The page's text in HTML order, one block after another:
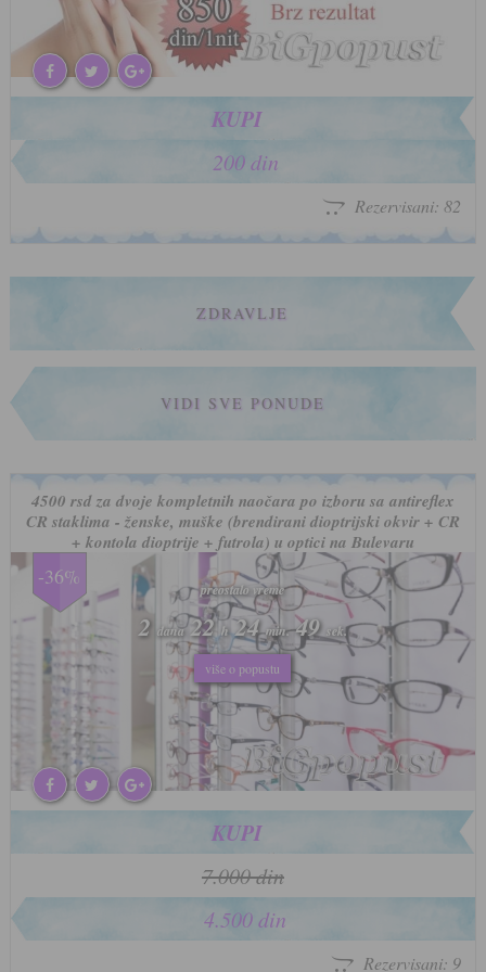
KUPI
200 din
Rezervisani: 82
ZDRAVLJE
VIDI SVE PONUDE
4500 rsd za dvoje kompletnih naočara po izboru sa antireflex
CR staklima - ženske, muške (brendirani dioptrijski okvir + CR
+ kontola dioptrije + futrola) u optici na Bulevaru
-36%
preostalo vreme
2 dana 22h 24min. 46 sek.
više o popustu
preostalo vreme
2 dana 22h 24min. 46 sek.
više o popustu
KUPI
7.000 din
4.500 din
Rezervisani: 9